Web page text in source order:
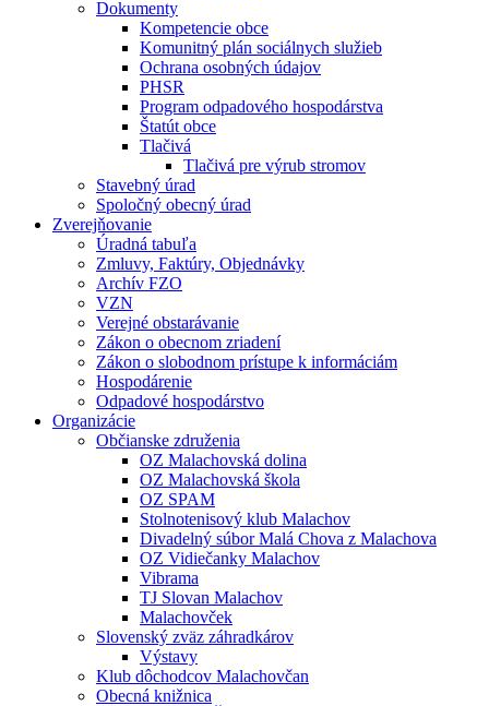
Dokumenty
Kompetencie obce
Komunitný plán sociálnych služieb
Ochrana osobných údajov
PHSR
Program odpadového hospodárstva
Štatút obce
Tlačivá
Tlačivá pre výrub stromov
Stavebný úrad
Spoločný obecný úrad
Zverejňovanie
Úradná tabuľa
Zmluvy, Faktúry, Objednávky
Archív FZO
VZN
Verejné obstarávanie
Zákon o obecnom zriadení
Zákon o slobodnom prístupe k informáciám
Hospodárenie
Odpadové hospodárstvo
Organizácie
Občianske združenia
OZ Malachovská dolina
OZ Malachovská škola
OZ SPAM
Stolnotenisový klub Malachov
Divadelný súbor Malá Chova z Malachova
OZ Vidiečanky Malachov
Vibrama
TJ Slovan Malachov
Malachovček
Slovenský zväz záhradkárov
Výstavy
Klub dôchodcov Malachovčan
Obecná knižnica